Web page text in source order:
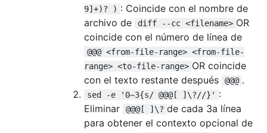
9]+)? ) : Coincide con el nombre de
archivo de
diff --cc <filename> OR
coincide con el número de línea de
@@@ <from-file-range> <from-file-
range> <to-file-range> OR coincide
con el texto restante después
@@@ .
sed -e '0~3{s/ @@@[ ]\?//}' :
Eliminar
@@@[ ]\? de cada 3a línea
para obtener el contexto opcional de